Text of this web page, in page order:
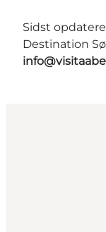
Sidst
Destination